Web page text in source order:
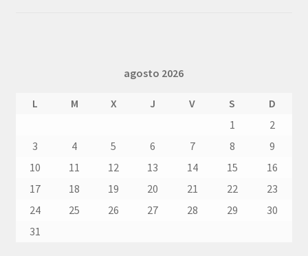
agosto 2026
L M X J V S
D
1
2
3
4 5 6 7 8
9
10
11 12 13 14 15
16
17
18 19 20 21 22
23
24
25 26 27 28 29
30
31